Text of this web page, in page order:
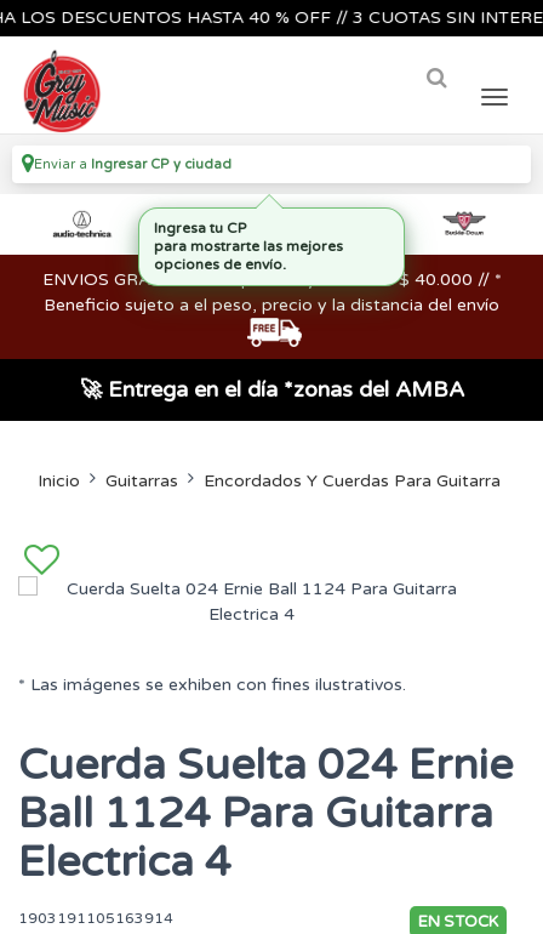
DESCUENTOS HASTA 40 % OFF // 3 CUOTAS SIN
Enviar a Ingresar CP y ciudad
ENVIOS GRATIS en compras mayores a los $ 40.000 // *
Beneficio sujeto a el peso, precio y la distancia del envío
🚀 Entrega en el día *zonas del AMBA
Inicio Guitarras Encordados Y Cuerdas Para Guitarra
* Las imágenes se exhiben con fines ilustrativos.
Cuerda Suelta 024 Ernie
Ball 1124 Para Guitarra
Electrica 4
1903191105163914 EN STOCK